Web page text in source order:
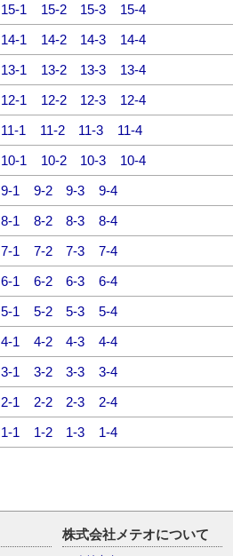
15-1 15-2 15-3
15-4
14-1 14-2 14-3
14-4
13-1 13-2 13-3
13-4
12-1 12-2 12-3
12-4
11-1 11-2 11-3
11-4
10-1 10-2 10-3
10-4
9-1 9-2 9-3
9-4
8-1 8-2 8-3
8-4
7-1 7-2 7-3
7-4
6-1 6-2 6-3
6-4
5-1 5-2 5-3
5-4
4-1 4-2 4-3
4-4
3-1 3-2 3-3
3-4
2-1 2-2 2-3
2-4
1-1 1-2 1-3 1-4
株式会社メテオについて